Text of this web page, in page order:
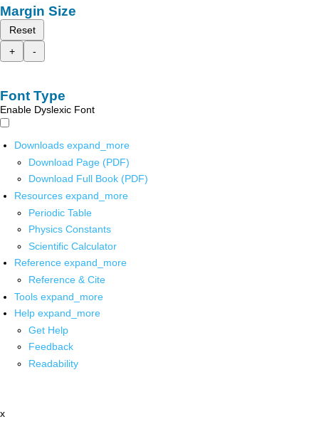
Margin Size
Reset
+
-
Font Type
Enable Dyslexic Font
Downloads expand_more
Download Page (PDF)
Download Full Book (PDF)
Resources expand_more
Periodic Table
Physics Constants
Scientific Calculator
Reference expand_more
Reference & Cite
Tools expand_more
Help expand_more
Get Help
Feedback
Readability
x